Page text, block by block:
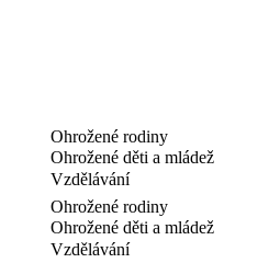
Ohrožené rodiny
Ohrožené děti a mládež
Vzdělávání
Ohrožené rodiny
Ohrožené děti a mládež
Vzdělávání